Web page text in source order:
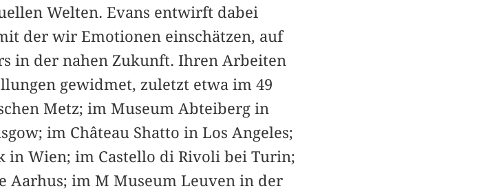
Welten. Evans entwirft dabei
der wir Emotionen einschätzen, auf
in der nahen Zukunft. Ihren Arbeiten
gewidmet, zuletzt etwa im 49
Metz; im Museum Abteiberg in
im Château Shatto in Los Angeles;
in Wien; im Castello di Rivoli bei Turin;
Aarhus; im M Museum Leuven in der